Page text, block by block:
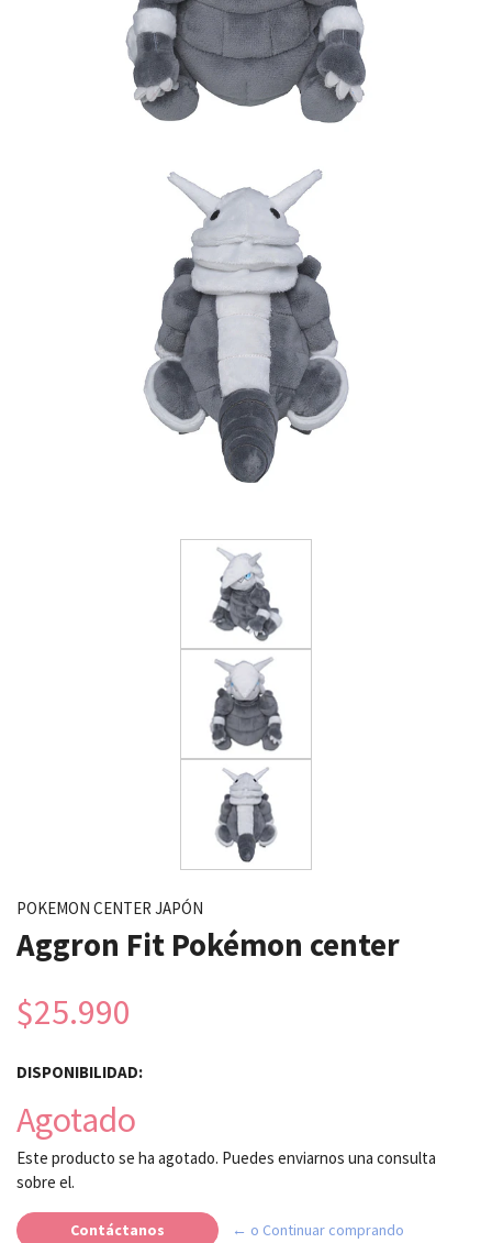
POKEMON CENTER JAPÓN
Aggron Fit Pokémon center
$25.990
DISPONIBILIDAD:
Agotado
Este producto se ha agotado. Puedes enviarnos una consulta
sobre el.
Contáctanos ← o Continuar comprando